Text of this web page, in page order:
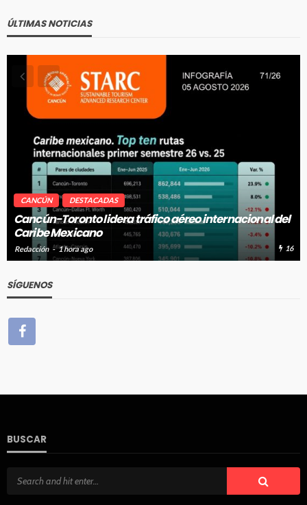
ÚLTIMAS NOTICIAS
CANCÚN DESTACADAS
Cancún-Toronto lidera tráfico aéreo internacional del
Caribe Mexicano
Redacción 1 hora ago 16
SÍGUENOS
BUSCAR